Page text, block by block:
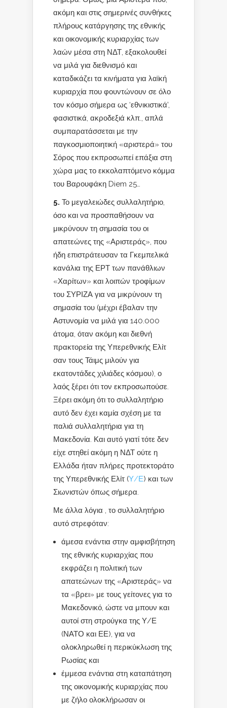
ακόμη και στις σημερινές συνθήκες
πλήρους κατάργησης της εθνικής
και οικονομικής κυριαρχίας των
λαών μέσα στη ΝΔΤ, εξακολουθεί
να μιλά για διεθνισμό και
καταδικάζει τα κινήματα για λαϊκή
κυριαρχία που φουντώνουν σε όλο
τον κόσμο σήμερα ως ‘εθνικιστικά’,
φασιστικά, ακροδεξιά κλπ., απλά
συμπαρατάσσεται με την
παγκοσμιοποιητική «αριστερά» του
Σόρος που εκπροσωπεί επάξια στη
χώρα μας το εκκολαπτόμενο κόμμα
του Βαρουφάκη Diem 25…
5. Το μεγαλειώδες συλλαλητήριο,
όσο και να προσπαθήσουν να
μικρύνουν τη σημασία του οι
απατεώνες της «Αριστεράς», που
ήδη επιστράτευσαν τα Γκεμπελικά
κανάλια της ΕΡΤ των πανάθλιων
«Χαρίτων» και λοιπών τροφίμων
του ΣΥΡΙΖΑ για να μικρύνουν τη
σημασία του (μέχρι έβαλαν την
Αστυνομία να μιλά για 140.000
άτομα, όταν ακόμη και διεθνή
πρακτορεία της Υπερεθνικής Ελίτ
σαν τους Τάιμς μιλούν για
εκατοντάδες χιλιάδες κόσμου), ο
λαός ξέρει ότι τον εκπροσωπούσε.
Ξέρει ακόμη ότι το συλλαλητήριο
αυτό δεν έχει καμία σχέση με τα
παλιά συλλαλητήρια για τη
Μακεδονία. Και αυτό γιατί τότε δεν
είχε στηθεί ακόμη η ΝΔΤ ούτε η
Ελλάδα ήταν πλήρες προτεκτοράτο
της Υπερεθνικής Ελίτ (Υ/Ε) και των
Σιωνιστών όπως σήμερα.
Με άλλα λόγια , το συλλαλητήριο
αυτό στρεφόταν:
άμεσα ενάντια στην αμφισβήτηση
της εθνικής κυριαρχίας που
εκφράζει η πολιτική των
απατεώνων της «Αριστεράς» να
τα «βρει» με τους γείτονες για το
Μακεδονικό, ώστε να μπουν και
αυτοί στη στρούγκα της Υ/Ε
(ΝΑΤΟ και ΕΕ), για να
ολοκληρωθεί η περικύκλωση της
Ρωσίας και
έμμεσα ενάντια στη καταπάτηση
της οικονομικής κυριαρχίας που
με ζήλο ολοκλήρωσαν οι